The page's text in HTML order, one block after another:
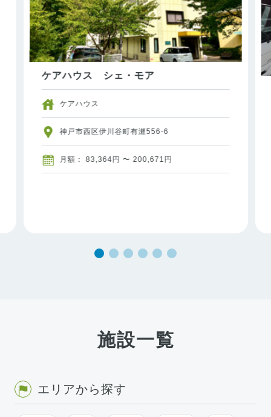
ケアハウス シェ・モア
ケアハウス
神戸市西区伊川谷町有瀬556-6
月額： 83,364円 〜 200,671円
施設一覧
エリアから探す